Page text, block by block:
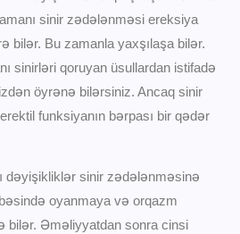
sinir zədələnməsi ereksiya
bilər. Bu zamanla yaxşılaşa bilər.
sinirləri qoruyan üsullardan istifadə
öyrənə bilərsiniz. Ancaq sinir
funksiyanın bərpası bir qədər
dəyişikliklər sinir zədələnməsinə
oyanmaya və orqazm
bilər. Əməliyyatdan sonra cinsi